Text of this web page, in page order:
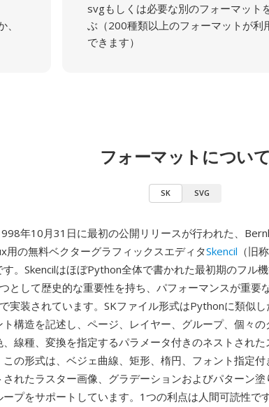
svgもしくは必要な別のフォーマット
ぶ（200種類以上のフォーマットが利
できます）
フォーマットについて
SK SVG
年10月31日に最初の公開リリースが行われた、
用の無料ベクターグラフィックスエディタSkencil （旧
す。SkencilはほぼPython全体で書かれた最初期のフル
として歴史的な重要性を持ち、パフォーマンスが重要
実装されています。SKファイル形式はPythonに類似
ト構造を記述し、ページ、レイヤー、グループ、個々
、線種、変換を指定するパラメータ付きのネストされ
この形式は、ベジェ曲線、矩形、楕円、フォント指定
されたラスター画像、グラデーションおよびパターン
ープをサポートしています。1つの利点は人間可読性で